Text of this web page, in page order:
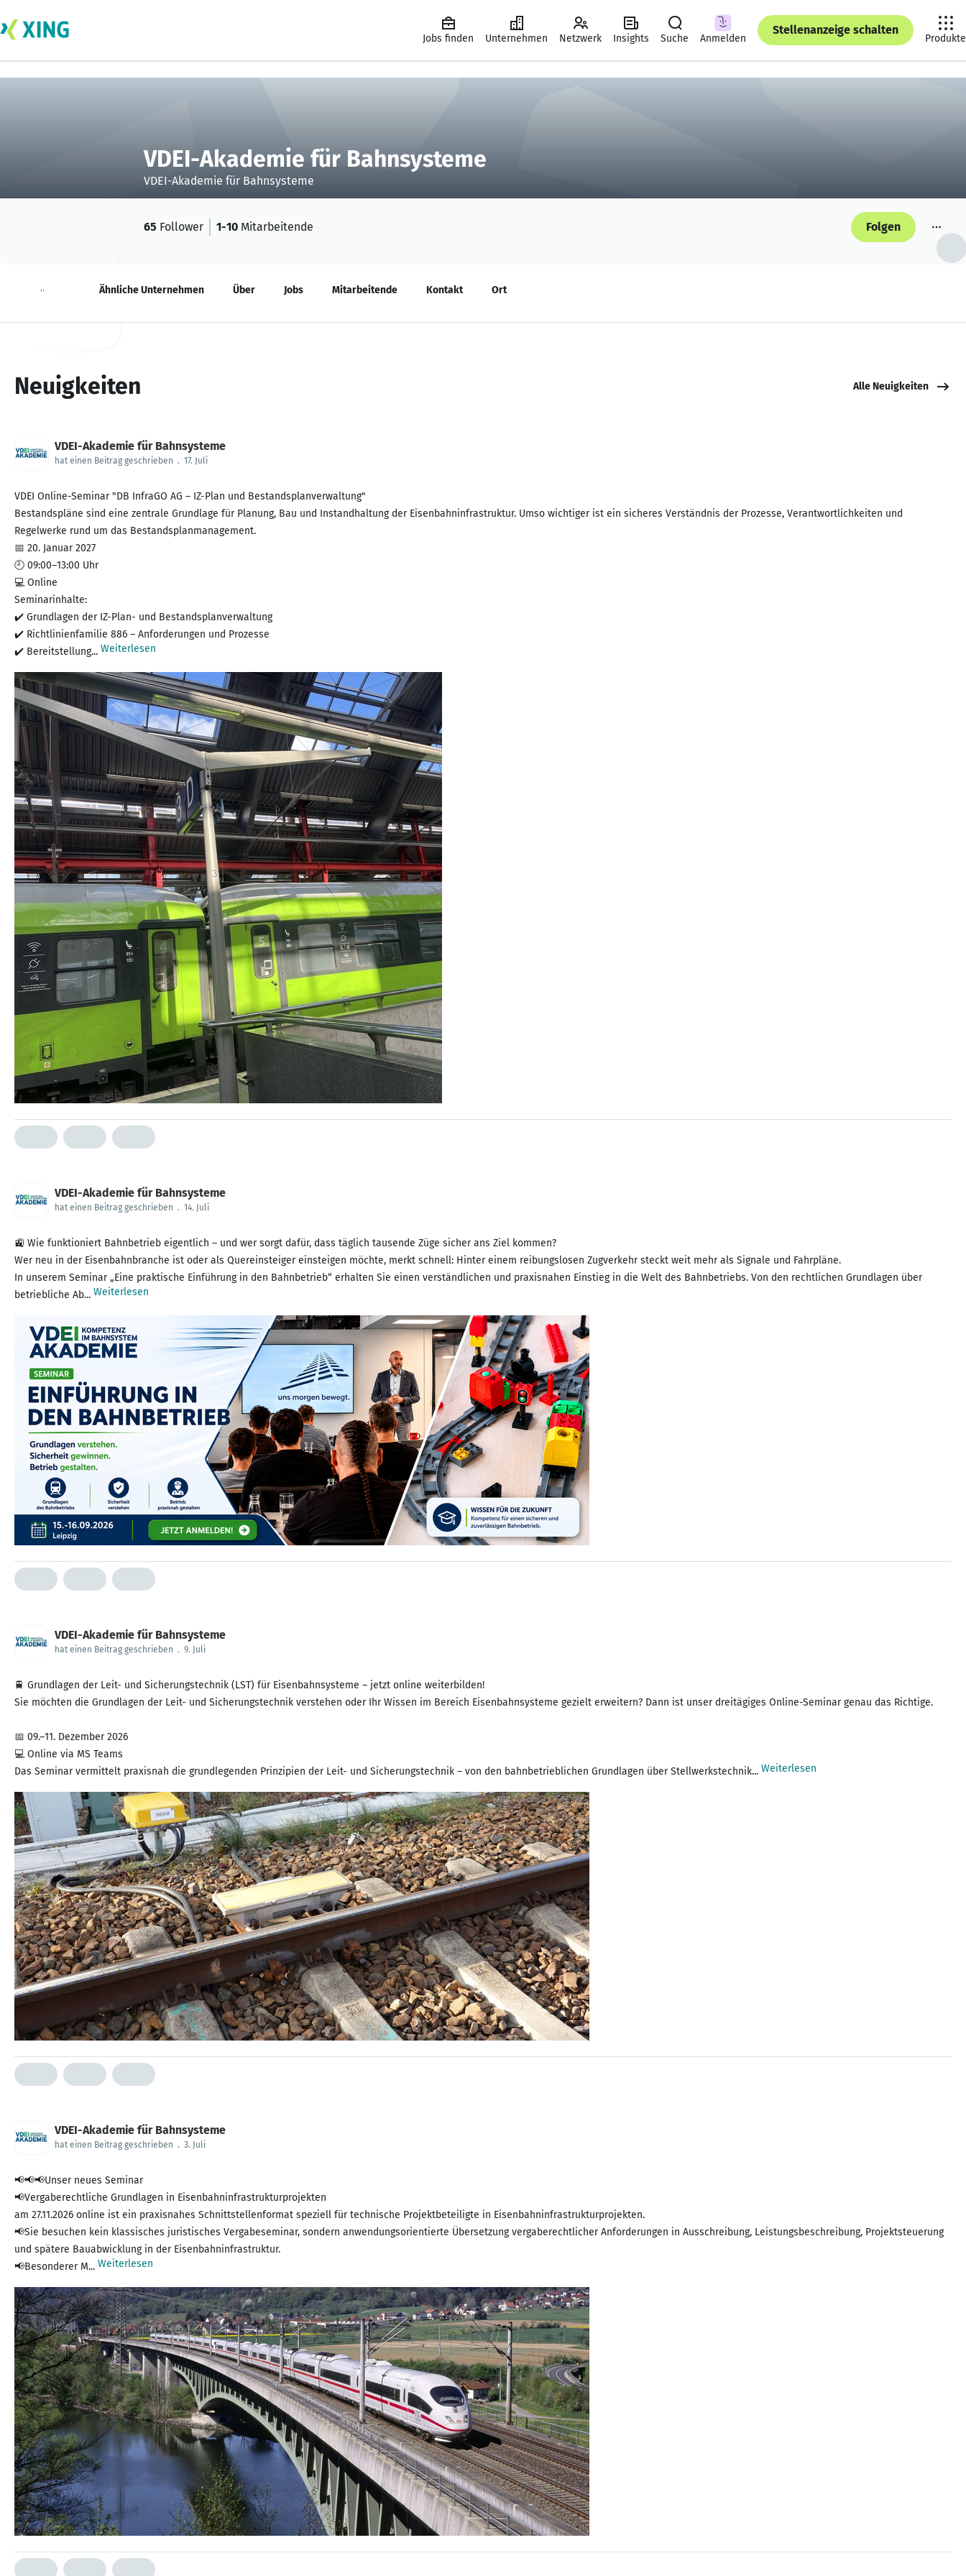
Jobs finden Unternehmen Netzwerk Insights Suche Anmelden
Stellenanzeige schalten
Produkte
VDEI-Akademie für Bahnsysteme
VDEI-Akademie für Bahnsysteme
65 Follower 1-10 Mitarbeitende Folgen
Neuigkeiten Ähnliche Unternehmen Über Jobs Mitarbeitende Kontakt Ort
Neuigkeiten Alle Neuigkeiten
VDEI-Akademie für Bahnsysteme
hat einen Beitrag geschrieben . 17. Juli
VDEI Online-Seminar "DB InfraGO AG – IZ-Plan und Bestandsplanverwaltung"
Bestandspläne sind eine zentrale Grundlage für Planung, Bau und Instandhaltung der Eisenbahninfrastruktur. Umso wichtiger ist ein sicheres Verständnis der Prozesse, Verantwortlichkeiten und
Regelwerke rund um das Bestandsplanmanagement.
📅 20. Januar 2027
🕘 09:00–13:00 Uhr
💻 Online
Seminarinhalte:
✔️ Grundlagen der IZ-Plan- und Bestandsplanverwaltung
✔️ Richtlinienfamilie 886 – Anforderungen und Prozesse
✔️ Bereitstellung... Weiterlesen
VDEI-Akademie für Bahnsysteme
hat einen Beitrag geschrieben . 14. Juli
🚉 Wie funktioniert Bahnbetrieb eigentlich – und wer sorgt dafür, dass täglich tausende Züge sicher ans Ziel kommen?
Wer neu in der Eisenbahnbranche ist oder als Quereinsteiger einsteigen möchte, merkt schnell: Hinter einem reibungslosen Zugverkehr steckt weit mehr als Signale und Fahrpläne.
In unserem Seminar „Eine praktische Einführung in den Bahnbetrieb“ erhalten Sie einen verständlichen und praxisnahen Einstieg in die Welt des Bahnbetriebs. Von den rechtlichen Grundlagen über
betriebliche Ab... Weiterlesen
VDEI-Akademie für Bahnsysteme
hat einen Beitrag geschrieben . 9. Juli
🚆 Grundlagen der Leit- und Sicherungstechnik (LST) für Eisenbahnsysteme – jetzt online weiterbilden!
Sie möchten die Grundlagen der Leit- und Sicherungstechnik verstehen oder Ihr Wissen im Bereich Eisenbahnsysteme gezielt erweitern? Dann ist unser dreitägiges Online-Seminar genau das Richtige.
📅 09.–11. Dezember 2026
💻 Online via MS Teams
Das Seminar vermittelt praxisnah die grundlegenden Prinzipien der Leit- und Sicherungstechnik – von den bahnbetrieblichen Grundlagen über Stellwerkstechnik... Weiterlesen
VDEI-Akademie für Bahnsysteme
hat einen Beitrag geschrieben . 3. Juli
📢📢📢Unser neues Seminar
📢Vergaberechtliche Grundlagen in Eisenbahninfrastrukturprojekten
am 27.11.2026 online ist ein praxisnahes Schnittstellenformat speziell für technische Projektbeteiligte in Eisenbahninfrastrukturprojekten.
📢Sie besuchen kein klassisches juristisches Vergabeseminar, sondern anwendungsorientierte Übersetzung vergaberechtlicher Anforderungen in Ausschreibung, Leistungsbeschreibung, Projektsteuerung
und spätere Bauabwicklung in der Eisenbahninfrastruktur.
📢Besonderer M... Weiterlesen